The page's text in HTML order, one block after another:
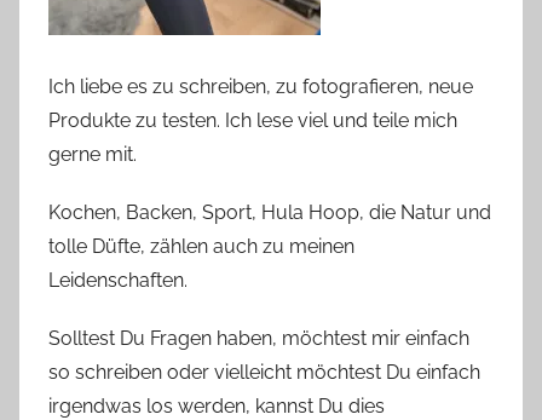
Ich liebe es zu schreiben, zu fotografieren, neue
Produkte zu testen. Ich lese viel und teile mich
gerne mit.
Kochen, Backen, Sport, Hula Hoop, die Natur und
tolle Düfte, zählen auch zu meinen
Leidenschaften.
Solltest Du Fragen haben, möchtest mir einfach
so schreiben oder vielleicht möchtest Du einfach
irgendwas los werden, kannst Du dies